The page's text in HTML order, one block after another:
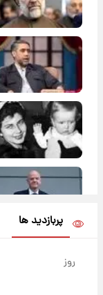
پربازدید ها
روز